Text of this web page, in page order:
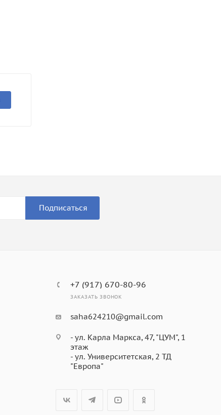
Подписаться
+7 (917) 670-80-96
ЗАКАЗАТЬ ЗВОНОК
saha624210@gmail.com
- ул. Карла Маркса, 47, "ЦУМ", 1
этаж
- ул. Университетская, 2 ТД
"Европа"